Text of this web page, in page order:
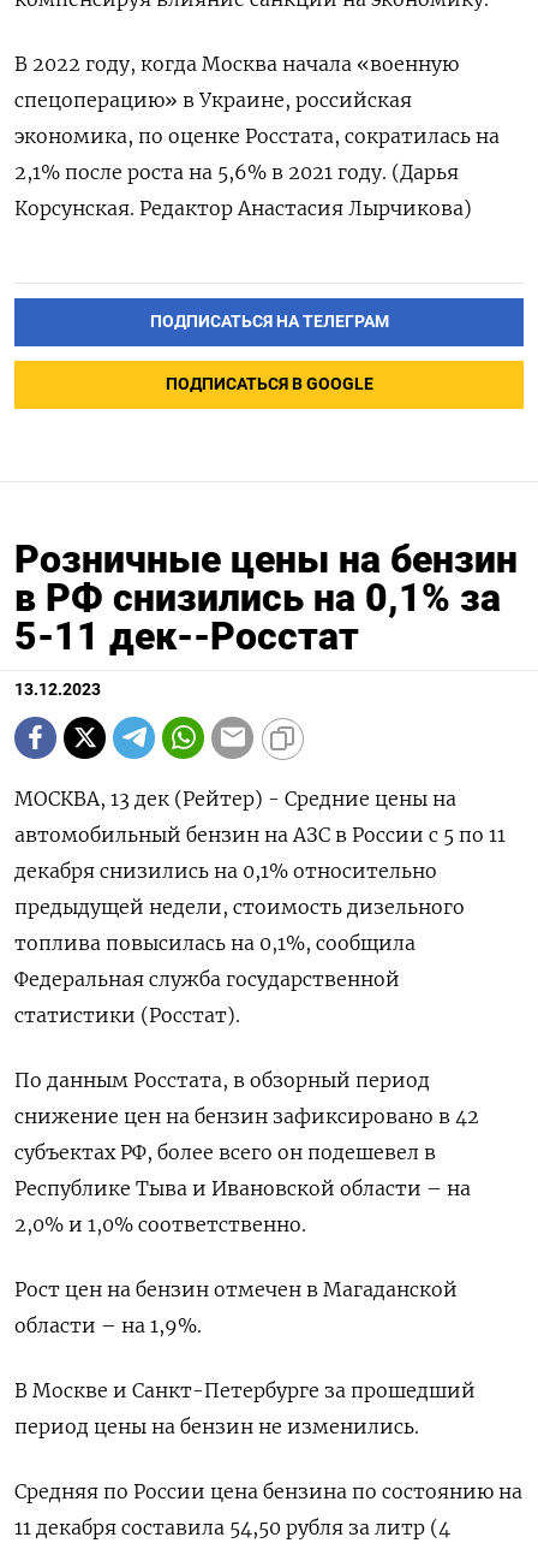
В 2022 году, когда Москва начала «военную
спецоперацию» в Украине, российская
экономика, по оценке Росстата, сократилась на
2,1% после роста на 5,6% в 2021 году. (Дарья
Корсунская. Редактор Анастасия Лырчикова)
ПОДПИСАТЬСЯ НА ТЕЛЕГРАМ
ПОДПИСАТЬСЯ В GOOGLE
Розничные цены на бензин
в РФ снизились на 0,1% за
5-11 дек--Росстат
13.12.2023
МОСКВА, 13 дек (Рейтер) - Средние цены на
автомобильный бензин на АЗС в России с 5 по 11
декабря снизились на 0,1% относительно
предыдущей недели, стоимость дизельного
топлива повысилась на 0,1%, сообщила
Федеральная служба государственной
статистики (Росстат).
По данным Росстата, в обзорный период
снижение цен на бензин зафиксировано в 42
субъектах РФ, более всего он подешевел в
Республике Тыва и Ивановской области – на
2,0% и 1,0% соответственно.
Рост цен на бензин отмечен в Магаданской
области – на 1,9%.
В Москве и Санкт-Петербурге за прошедший
период цены на бензин не изменились.
Средняя по России цена бензина по состоянию на
11 декабря составила 54,50 рубля за литр (4